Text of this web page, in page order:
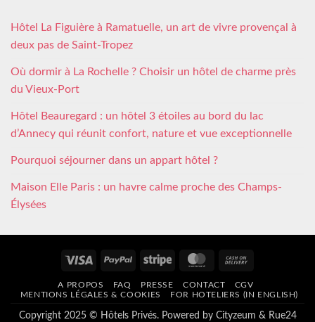
Hôtel La Figuière à Ramatuelle, un art de vivre provençal à
deux pas de Saint-Tropez
Où dormir à La Rochelle ? Choisir un hôtel de charme près
du Vieux-Port
Hôtel Beauregard : un hôtel 3 étoiles au bord du lac
d’Annecy qui réunit confort, nature et vue exceptionnelle
Pourquoi séjourner dans un appart hôtel ?
Maison Elle Paris : un havre calme proche des Champs-
Élysées
Visa PayPal Stripe MasterCard
Delivery
A PROPOS FAQ PRESSE CONTACT
CGV
MENTIONS LÉGALES & COOKIES
FOR HOTELIERS (IN ENGLISH)
Copyright 2025 © Hôtels Privés. Powered by Cityzeum & Rue24